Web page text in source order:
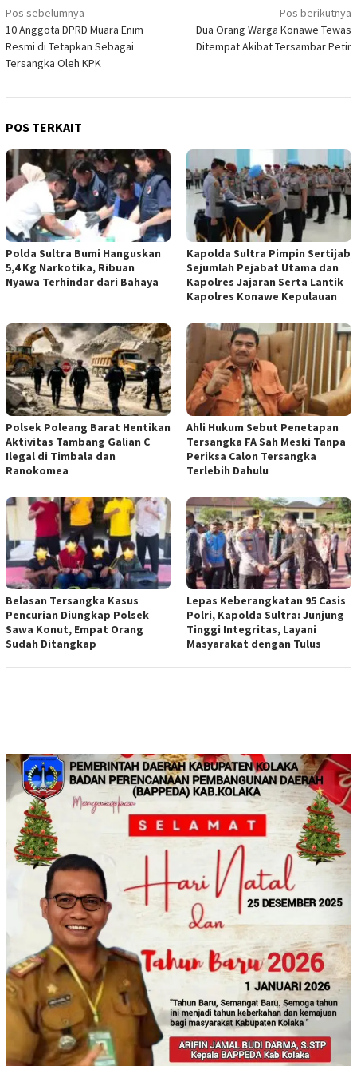
Navigasi
pos
Pos sebelumnya
10 Anggota DPRD Muara Enim
Resmi di Tetapkan Sebagai
Tersangka Oleh KPK
Pos berikutnya
Dua Orang Warga Konawe Tewas
Ditempat Akibat Tersambar Petir
POS TERKAIT
Polda Sultra Bumi Hanguskan
5,4 Kg Narkotika, Ribuan
Nyawa Terhindar dari Bahaya
Kapolda Sultra Pimpin Sertijab
Sejumlah Pejabat Utama dan
Kapolres Jajaran Serta Lantik
Kapolres Konawe Kepulauan
Polsek Poleang Barat Hentikan
Aktivitas Tambang Galian C
Ilegal di Timbala dan
Ranokomea
Ahli Hukum Sebut Penetapan
Tersangka FA Sah Meski Tanpa
Periksa Calon Tersangka
Terlebih Dahulu
Belasan Tersangka Kasus
Pencurian Diungkap Polsek
Sawa Konut, Empat Orang
Sudah Ditangkap
Lepas Keberangkatan 95 Casis
Polri, Kapolda Sultra: Junjung
Tinggi Integritas, Layani
Masyarakat dengan Tulus